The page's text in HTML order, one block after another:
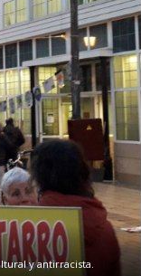
y antirracista.